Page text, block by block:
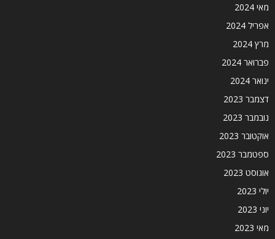
מאי 2024
אפריל 2024
מרץ 2024
פברואר 2024
ינואר 2024
דצמבר 2023
נובמבר 2023
אוקטובר 2023
ספטמבר 2023
אוגוסט 2023
יולי 2023
יוני 2023
מאי 2023